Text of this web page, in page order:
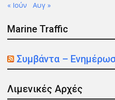
« Ιούν Αυγ »
Marine Traffic
Συμβάντα –
Λιμενικές Αρχές